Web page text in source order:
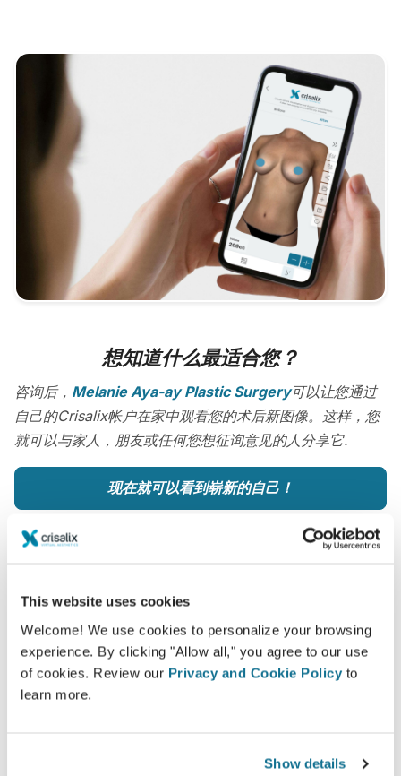
This website uses cookies
Welcome! We use cookies to personalize your browsing
experience. By clicking "Allow all," you agree to our use
of cookies. Review our Privacy and Cookie Policy to
learn more.
Show details
想知道什么最适合您？
咨询后， Melanie Aya-ay Plastic Surgery可以让您通过
自己的Crisalix帐户在家中观看您的术后新图像。这样，您
就可以与家人，朋友或任何您想征询意见的人分享它.
现在就可以看到崭新的自己！
容易安全
Crisalix 始终致力于保护您的个人隐私。我们的服务
器是完全加密的：您的信息是安全并且私密的。